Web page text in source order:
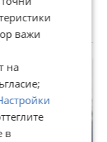
важи
на
в